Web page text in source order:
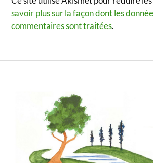
savoir plus sur la façon dont les
commentaires sont traitées.